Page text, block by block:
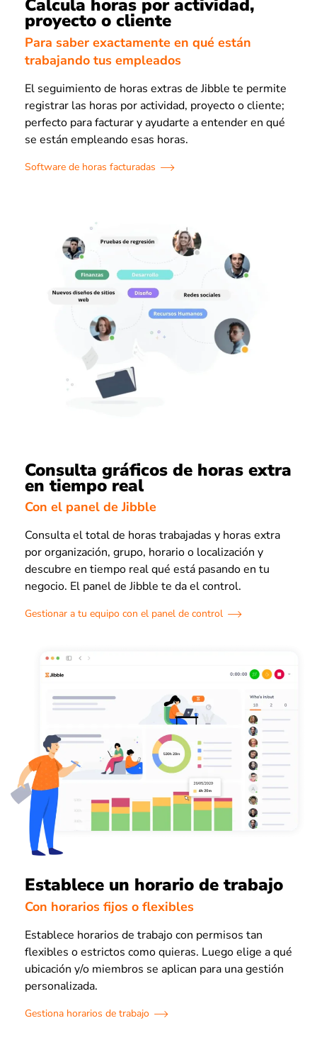
Calcula horas por actividad,
proyecto o cliente
Para saber exactamente en qué están
trabajando tus empleados
El seguimiento de horas extras de Jibble te permite
registrar las horas por actividad, proyecto o cliente;
perfecto para facturar y ayudarte a entender en qué
se están empleando esas horas.
Software de horas facturadas
Consulta gráficos de horas extra
en tiempo real
Con el panel de Jibble
Consulta el total de horas trabajadas y horas extra
por organización, grupo, horario o localización y
descubre en tiempo real qué está pasando en tu
negocio. El panel de Jibble te da el control.
Gestionar a tu equipo con el panel de control
Establece un horario de trabajo
Con horarios fijos o flexibles
Establece horarios de trabajo con permisos tan
flexibles o estrictos como quieras. Luego elige a qué
ubicación y/o miembros se aplican para una gestión
personalizada.
Gestiona horarios de trabajo